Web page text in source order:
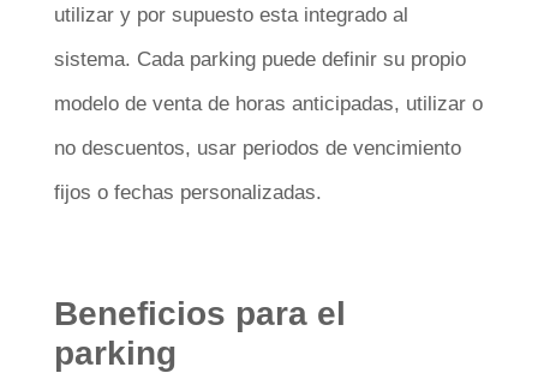
utilizar y por supuesto esta integrado al
sistema. Cada parking puede definir su propio
modelo de venta de horas anticipadas, utilizar o
no descuentos, usar periodos de vencimiento
fijos o fechas personalizadas.
Beneficios para el
parking